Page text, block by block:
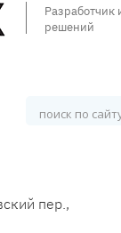
Разработчик
решений
пер.,